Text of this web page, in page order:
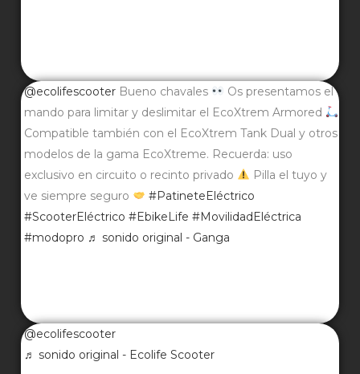
@ecolifescooter Bueno chavales
Os presentamos el
mando para limitar y deslimitar el EcoXtrem Armored
Compatible también con el EcoXtrem Tank Dual y otros
modelos de la gama EcoXtreme. Recuerda: uso
exclusivo en circuito o recinto privado
Pilla el tuyo y
ve siempre seguro
#PatineteEléctrico
#ScooterEléctrico #EbikeLife #MovilidadEléctrica
#modopro ♬ sonido original - Ganga
@ecolifescooter
♬ sonido original - Ecolife Scooter